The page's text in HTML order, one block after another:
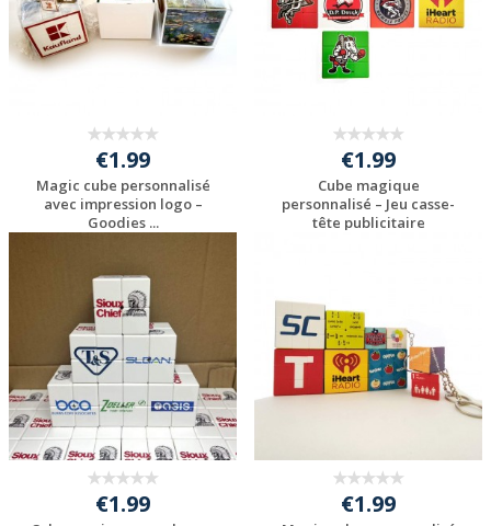
€1.99
Magic cube personnalisé
avec impression logo –
Goodies ...
votre logo
€1.99
Cube magique
personnalisé – Jeu casse-
tête publicitaire
€1.99 €1.99